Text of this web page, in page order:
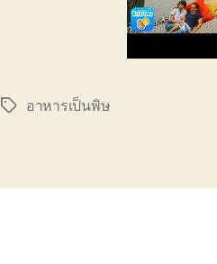
Tagsอาหารเป็นพิษ